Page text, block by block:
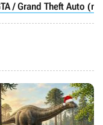
/ Grand Theft Auto